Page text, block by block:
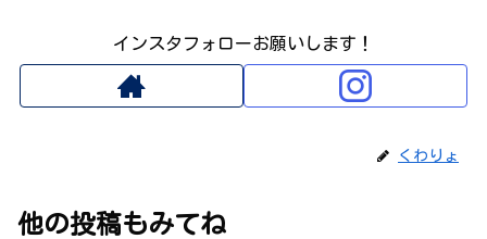
インスタフォローお願いします！
くわりょ
他の投稿もみてね